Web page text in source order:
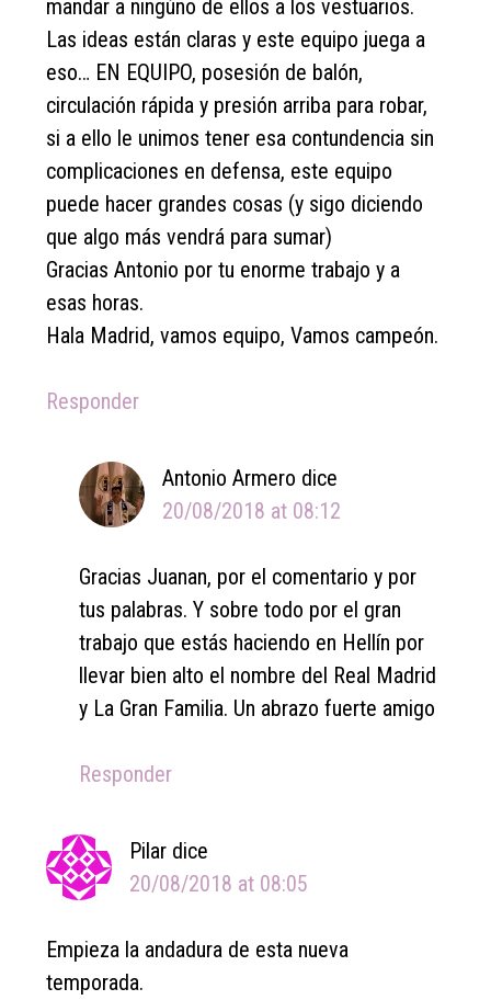
mandar a ningúno de ellos a los vestuarios.
Las ideas están claras y este equipo juega a
eso… EN EQUIPO, posesión de balón,
circulación rápida y presión arriba para robar,
si a ello le unimos tener esa contundencia sin
complicaciones en defensa, este equipo
puede hacer grandes cosas (y sigo diciendo
que algo más vendrá para sumar)
Gracias Antonio por tu enorme trabajo y a
esas horas.
Hala Madrid, vamos equipo, Vamos campeón.
Responder
Antonio Armero dice
20/08/2018 at 08:12
Gracias Juanan, por el comentario y por
tus palabras. Y sobre todo por el gran
trabajo que estás haciendo en Hellín por
llevar bien alto el nombre del Real Madrid
y La Gran Familia. Un abrazo fuerte amigo
Responder
Pilar dice
20/08/2018 at 08:05
Empieza la andadura de esta nueva
temporada.